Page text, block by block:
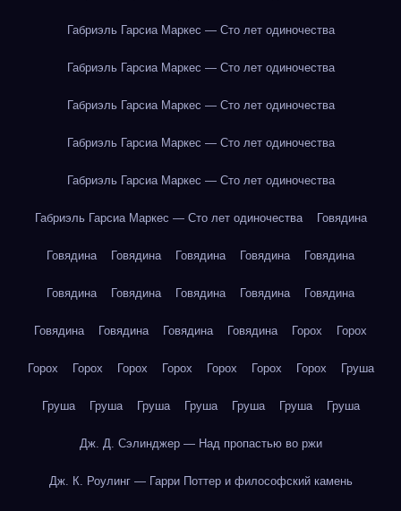
Габриэль Гарсиа Маркес — Сто лет одиночества
Габриэль Гарсиа Маркес — Сто лет одиночества
Габриэль Гарсиа Маркес — Сто лет одиночества
Габриэль Гарсиа Маркес — Сто лет одиночества
Габриэль Гарсиа Маркес — Сто лет одиночества
Габриэль Гарсиа Маркес — Сто лет одиночества Говядина
Говядина Говядина Говядина Говядина Говядина
Говядина Говядина Говядина Говядина Говядина
Говядина Говядина Говядина Говядина Горох Горох
Горох Горох Горох Горох Горох Горох Горох Груша
Груша Груша Груша Груша Груша Груша Груша
Дж. Д. Сэлинджер — Над пропастью во ржи
Дж. К. Роулинг — Гарри Поттер и философский камень